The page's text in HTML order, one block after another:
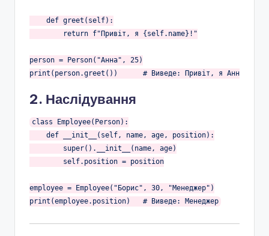
def greet (self) :
return f"Привіт, я {self.name}!"
person = Person( "Анна" , 25)
print(person.greet()) # Виведе: Привіт, я Анна!
2. Наслідування
class Employee(Person) :
def
__init__ (self, name, age, position) :
        super().__init__(name, age)
        self.position = position
employee = Employee( "Борис" , 30, "Менеджер" )
print(employee.position) # Виведе: Менеджер